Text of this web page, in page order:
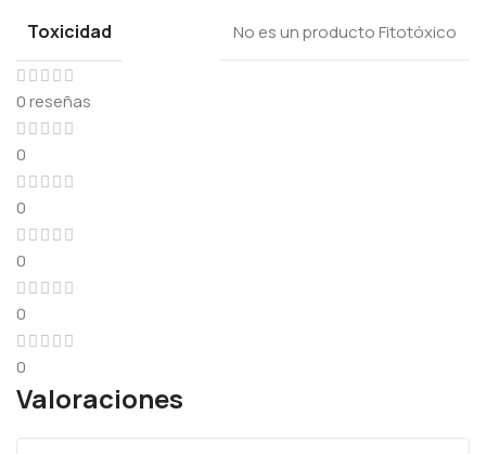
Toxicidad No es un producto Fitotóxico
0 reseñas
0
0
0
0
0
Valoraciones